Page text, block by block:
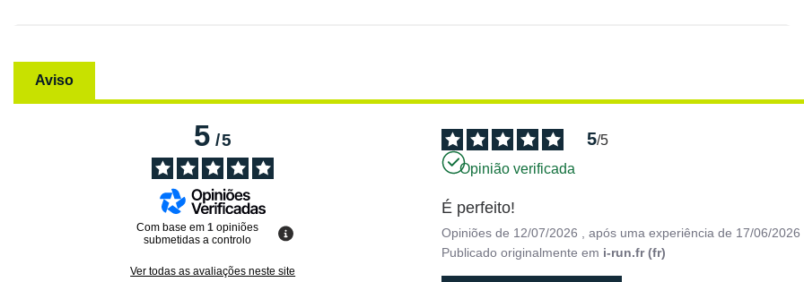
Aviso
5/5
Com base em1 opiniões
submetidas a controlo
Ver todas as avaliações neste site
5/5
Opinião verificada
É perfeito!
Opiniões de 12/07/2026 , após uma experiência de 17/06/2026
Publicado originalmente em i-run.fr (fr)